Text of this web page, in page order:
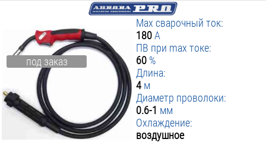
под заказ
Max сварочный ток:
180А
ПВ при max токе:
60 %
Длина:
4 м
Диаметр проволоки:
0.6-1 мм
Охлаждение:
воздушное